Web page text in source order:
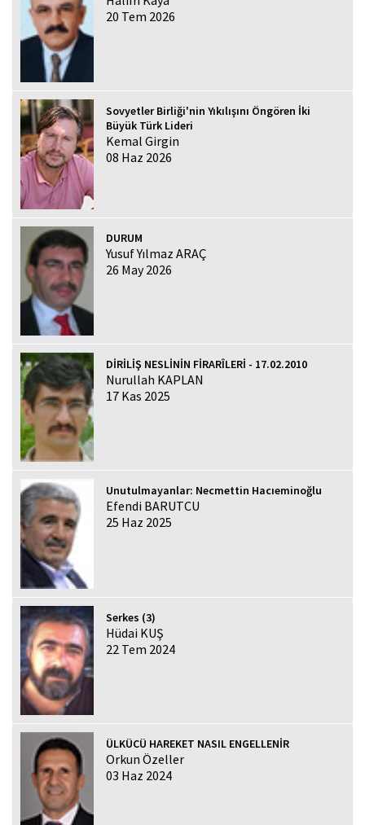
20 Tem 2026
Sovyetler Birliği'nin Yıkılışını Öngören İki
Büyük Türk Lideri
Kemal Girgin
08 Haz 2026
DURUM
Yusuf Yılmaz ARAÇ
26 May 2026
DİRİLİŞ NESLİNİN FİRARÎLERİ - 17.02.2010
Nurullah KAPLAN
17 Kas 2025
Unutulmayanlar: Necmettin Hacıeminoğlu
Efendi BARUTCU
25 Haz 2025
Serkes (3)
Hüdai KUŞ
22 Tem 2024
ÜLKÜCÜ HAREKET NASIL ENGELLENİR
Orkun Özeller
03 Haz 2024